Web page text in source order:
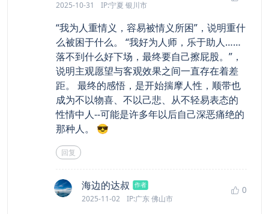
2025-10-31 IP:宁夏 银川市
“我为人重情义，容易被情义所困”，说明重什
么被困于什么。 “我好为人师，乐于助人……
落不到什么好下场，最终要自己擦屁股。”，
说明主观愿望与客观效果之间一直存在着差
距。 最终的感悟，是开始揣摩人性，顺带也
成为不以物喜、不以己悲、从不轻易表态的
性情中人--可能是许多年以后自己深恶痛绝的
那种人。 😎
回复
0
海边的达叔says:
作者
2025-11-02 IP:广东 佛山市